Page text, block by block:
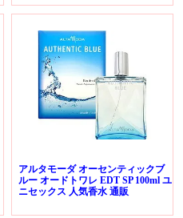
アルタモーダ オーセンティックブ
ルー オードトワレ EDT SP 100ml ユ
ニセックス 人気香水 通販